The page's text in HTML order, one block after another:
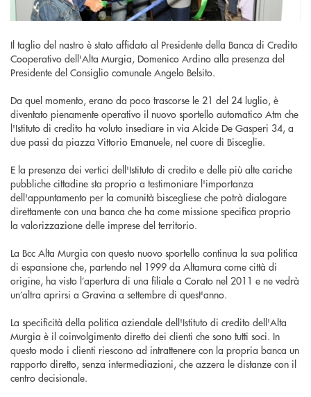
Il taglio del nastro è stato affidato al Presidente della Banca di Credito
Cooperativo dell'Alta Murgia, Domenico Ardino alla presenza del
Presidente del Consiglio comunale Angelo Belsito.
Da quel momento, erano da poco trascorse le 21 del 24 luglio, è
diventato pienamente operativo il nuovo sportello automatico Atm che
l'Istituto di credito ha voluto insediare in via Alcide De Gasperi 34, a
due passi da piazza Vittorio Emanuele, nel cuore di Bisceglie.
E la presenza dei vertici dell'Istituto di credito e delle più alte cariche
pubbliche cittadine sta proprio a testimoniare l'importanza
dell'appuntamento per la comunità biscegliese che potrà dialogare
direttamente con una banca che ha come missione specifica proprio
la valorizzazione delle imprese del territorio.
La Bcc Alta Murgia con questo nuovo sportello continua la sua politica
di espansione che, partendo nel 1999 da Altamura come città di
origine, ha visto l’apertura di una filiale a Corato nel 2011 e ne vedrà
un’altra aprirsi a Gravina a settembre di quest'anno.
La specificità della politica aziendale dell'Istituto di credito dell'Alta
Murgia è il coinvolgimento diretto dei clienti che sono tutti soci. In
questo modo i clienti riescono ad intrattenere con la propria banca un
rapporto diretto, senza intermediazioni, che azzera le distanze con il
centro decisionale.